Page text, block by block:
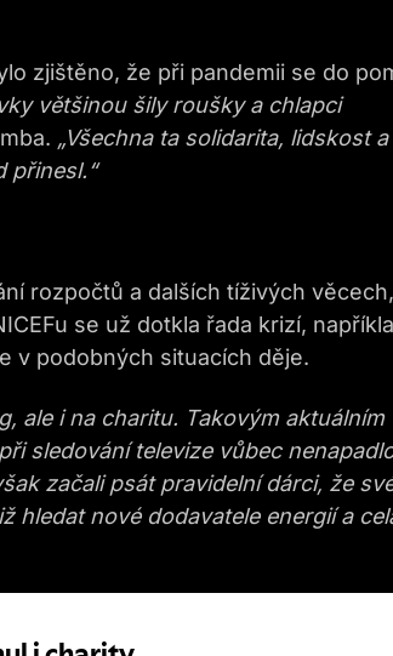
zjištěno, že při pandemii se do
většinou šily roušky a chlapci
„Všechna ta solidarita, lidskost a
přinesl.“
rozpočtů a dalších tíživých věcech,
se už dotkla řada krizí,
v podobných situacích děje.
ale i na charitu. Takovým aktuálním
sledování televize vůbec
začali psát pravidelní dárci, že
hledat nové dodavatele energií a